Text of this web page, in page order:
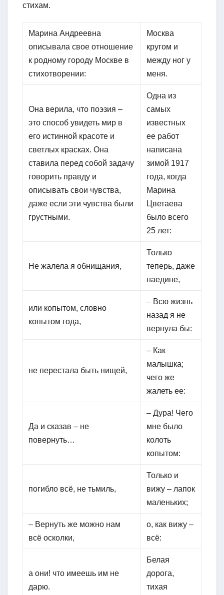
стихам.
Марина Андреевна
описывала свое отношение
к родному городу Москве в
стихотворении:
Москва
кругом и
между ног у
меня.
Она верила, что поэзия –
это способ увидеть мир в
его истинной красоте и
светлых красках. Она
ставила перед собой задачу
говорить правду и
описывать свои чувства,
даже если эти чувства были
грустными.
Одна из
самых
известных
ее работ
написана
зимой 1917
года, когда
Марина
Цветаева
было всего
25 лет:
Не жалела я обнищания,
Только
теперь, даже
наедине,
или копытом, словно
копытом года,
– Всю жизнь
назад я не
вернула бы:
не перестала быть нищей,
– Как
малышка;
чего же
жалеть ее:
Да и сказав – не
повернуть…
– Дура! Чего
мне было
колоть
копытом:
погибло всё, не тьмиль,
Только и
вижу – лапок
маленьких;
– Вернуть же можно нам
всё осколки,
о, как вижу –
всё:
а они! что имеешь им не
дарю.
Белая
дорога,
тихая